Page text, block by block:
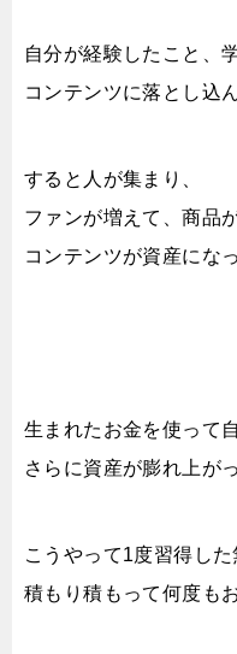
自分が経験したこと、
コンテンツに落とし込
すると人が集まり、
ファンが増えて、商品
コンテンツが資産にな
生まれたお金を使って
さらに資産が膨れ上が
こうやって1度習得し
積もり積もって何度も